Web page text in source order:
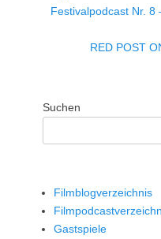
Beitrag:
Festivalpodcast Nr. 8
NächsterRED POST
Suchen
Filmblogverzeichnis
Gastspiele